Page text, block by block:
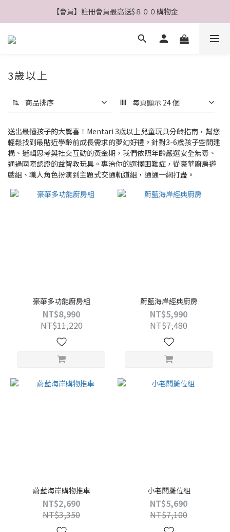
【公告】4/21(二)起 價格調整事宜
【會員】註冊會員最高送$８００購物金
【公告】4/21(二)起 價格調整事宜
3歲以上
商品排序 每頁顯示 24 個
送出最懂孩子的大驚喜！Mentari 3歲以上兒童玩具分齡指南，幫您
輕鬆找到最貼近學齡前成長需求的夢幻好禮。針對3-6歲孩子空間建
構、邏輯思考與社交互動的黃金期，我們依照年齡嚴選安全無毒、
通過國際認證的益智教玩具。專治你的選擇困難症，從豪華廚房遊
戲組、職人角色扮演到主題式交通軌道組，通通一網打盡。
豪華多功能廚房組
NT$8,990
NT$11,220
蔚藍海岸經典廚房
NT$5,990
NT$7,480
蔚藍海岸購物推車
NT$2,690
NT$3,350
小老闆攤位組
NT$5,690
NT$7,100